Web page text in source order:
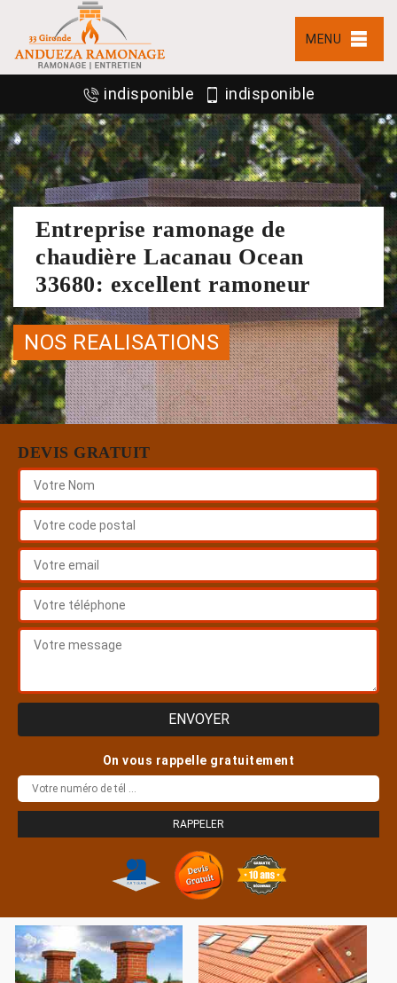
MENU
indisponible indisponible
Entreprise ramonage de
chaudière Lacanau Ocean
33680: excellent ramoneur
NOS REALISATIONS
DEVIS GRATUIT
On vous rappelle gratuitement